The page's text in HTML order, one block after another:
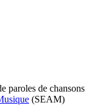
paroles de chansons
(SEAM)